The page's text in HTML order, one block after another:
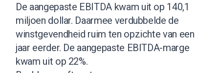
De aangepaste EBITDA kwam uit op 140,1
miljoen dollar. Daarmee verdubbelde de
winstgevendheid ruim ten opzichte van een
jaar eerder. De aangepaste EBITDA-marge
kwam uit op 22%.